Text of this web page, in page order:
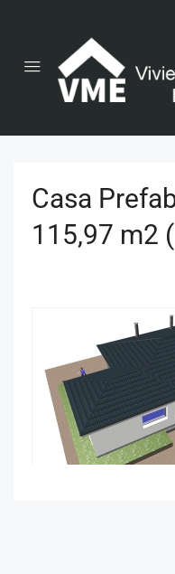
Casa
115,97 m2